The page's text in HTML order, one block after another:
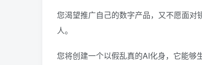
您渴望推广自己的数字产品，又不愿面
人。
您将创建一个以假乱真的AI化身，它能够